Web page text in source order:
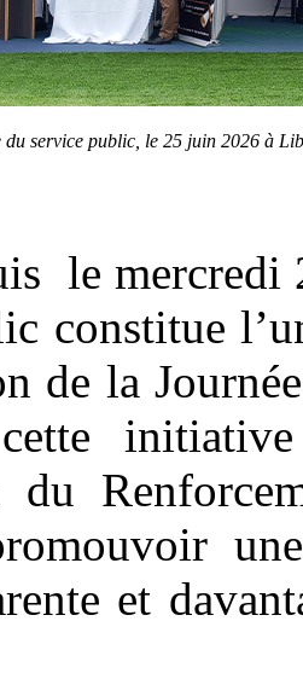
du service public, le 25 juin 2026 à
le
constitue
de la
et